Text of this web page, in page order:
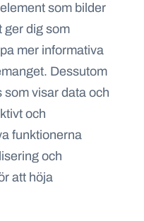
som bilder
ger dig som
mer informativa
Dessutom
som visar data och
och
funktionerna
och
att höja